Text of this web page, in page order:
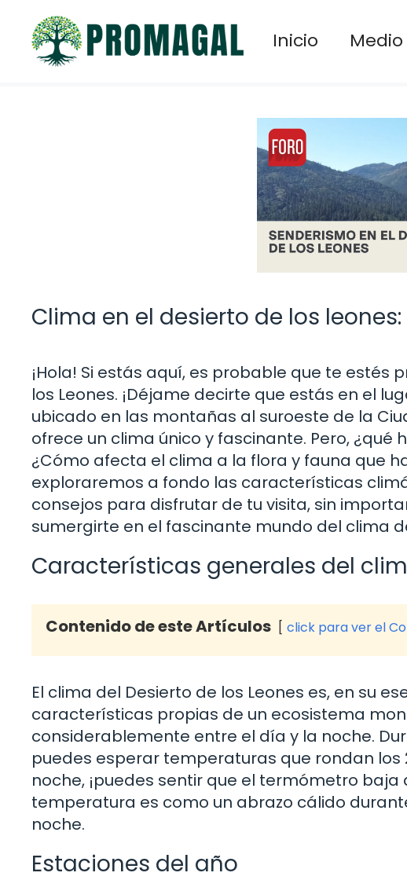
contenido
Inicio
Clima en el desierto de los
¡Hola! Si estás aquí, es probable que te
los Leones. ¡Déjame decirte que estás en el
ubicado en las montañas al suroeste de la
ofrece un clima único y fascinante. Pero,
¿Cómo afecta el clima a la flora y fauna que
exploraremos a fondo las características
consejos para disfrutar de tu visita, sin
sumergirte en el fascinante mundo del clima
Características generales del
Contenido de este Artículos click para ver el
El clima del Desierto de los Leones es, en su
características propias de un ecosistema
considerablemente entre el día y la noche.
puedes esperar temperaturas que rondan los
noche, ¡puedes sentir que el termómetro
temperatura es como un abrazo cálido
noche.
Estaciones del año